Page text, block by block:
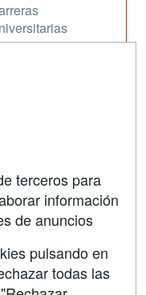
terceros para
información
de anuncios
pulsando en
todas las